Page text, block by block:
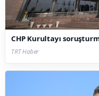
CHP Kurultayı
TRT Haber